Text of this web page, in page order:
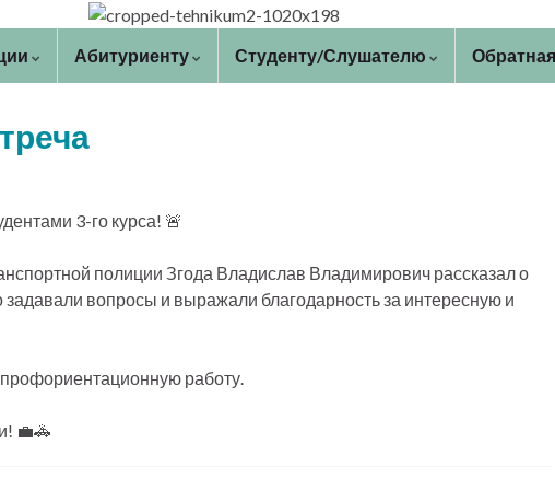
Абитуриенту Студенту/Слушателю
3-го курса! 🚨
полиции Згода Владислав Владимирович рассказал о
вопросы и выражали благодарность за интересную и
работу.
💼🚓